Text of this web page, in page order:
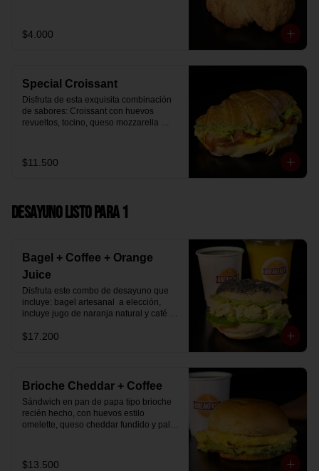
desayuno dulce y equilibrado.
$4.000
Special Croissant
Disfruta de esta exquisita combinación
de sabores: Croissant con huevos
revueltos, tocino, queso mozzarella
$11.500
Desayuno Listo para 1
Bagel + Coffee + Orange
Juice
Disfruta este combo de desayuno que
incluye: bagel artesanal  a elección,
incluye jugo de naranja natural y café o
$17.200
Brioche Cheddar + Coffee
Sándwich en pan de papa tipo brioche
recién hecho, con huevos estilo
omelette, queso cheddar fundido y palta,
Se envía en bolsa delivery.
$13.500